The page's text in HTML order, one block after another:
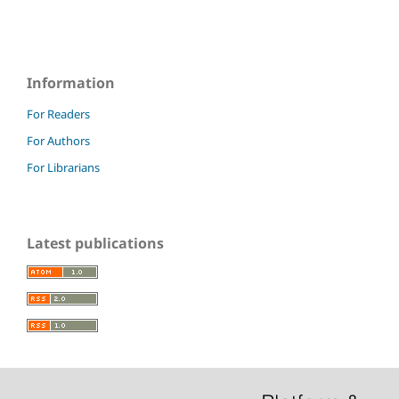
Information
For Readers
For Authors
For Librarians
Latest publications